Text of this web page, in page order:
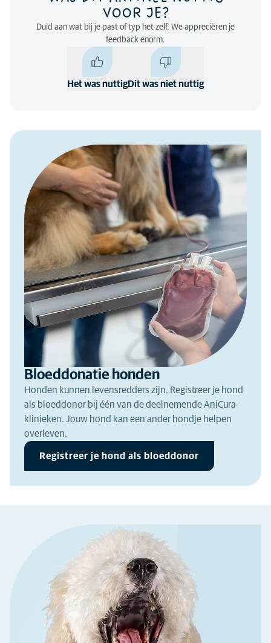
VOOR JE?
Duid aan wat bij je past of typ het zelf. We appreciëren je
feedback enorm.
Het was nuttigDit was niet nuttig
Bloeddonatie honden
Honden kunnen levensredders zijn. Registreer je hond
als bloeddonor bij één van de deelnemende AniCura-
klinieken. Jouw hond kan een ander hondje helpen
overleven.
Registreer je hond als bloeddonor